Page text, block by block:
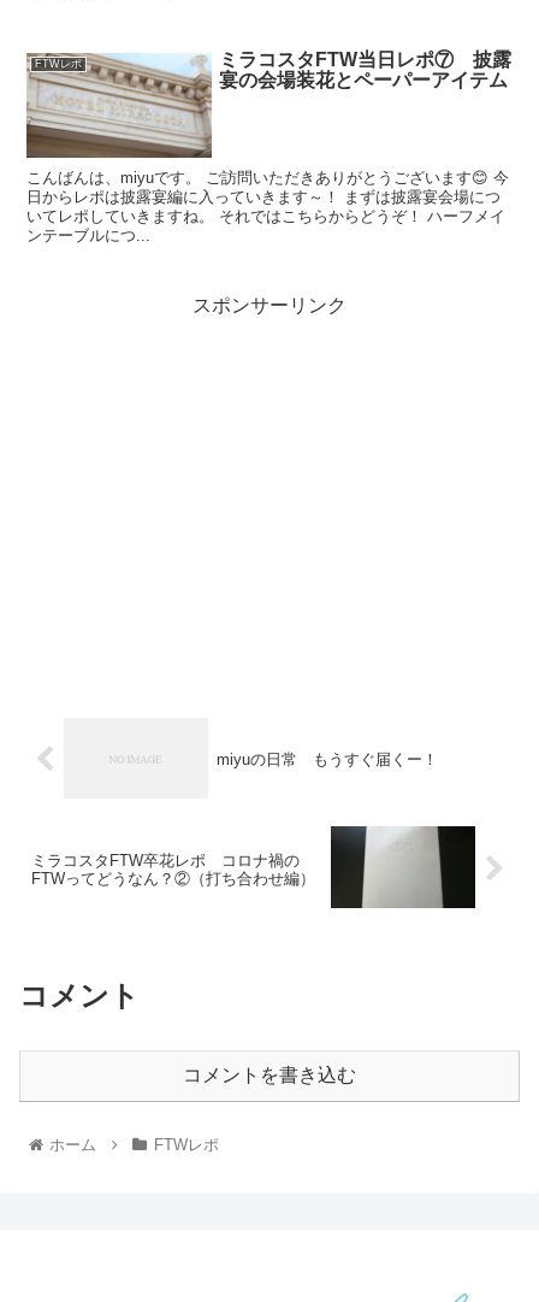
FTWレポ
ミラコスタFTW当日レポ⑦ 披露
宴の会場装花とペーパーアイテム
こんばんは、miyuです。 ご訪問いただきありがとうございます😊 今
日からレポは披露宴編に入っていきます～！ まずは披露宴会場につ
いてレポしていきますね。 それではこちらからどうぞ！ ハーフメイ
ンテーブルにつ...
スポンサーリンク
miyuの日常 もうすぐ届くー！
ミラコスタFTW卒花レポ コロナ禍の
FTWってどうなん？②（打ち合わせ編）
コメント
コメントを書き込む
ホーム FTWレポ